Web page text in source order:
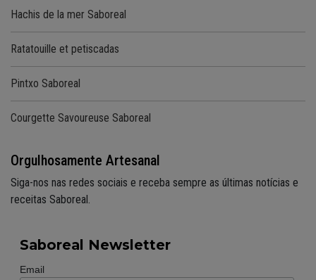
Hachis de la mer Saboreal
Ratatouille et petiscadas
Pintxo Saboreal
Courgette Savoureuse Saboreal
Orgulhosamente Artesanal
Siga-nos nas redes sociais e receba sempre as últimas notícias e
receitas Saboreal.
Saboreal Newsletter
Email